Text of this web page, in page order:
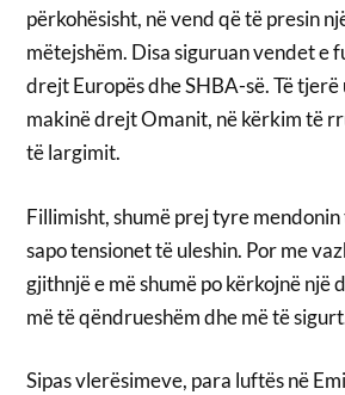
përkohësisht, në vend që të presin
mëtejshëm. Disa siguruan vendet e
drejt Europës dhe SHBA-së. Të
makinë drejt Omanit, në kërkim të
të largimit.
Fillimisht, shumë prej tyre
sapo tensionet të uleshin. Por me
gjithnjë e më shumë po kërkojnë një
më të qëndrueshëm dhe më të
Sipas vlerësimeve, para luftës në